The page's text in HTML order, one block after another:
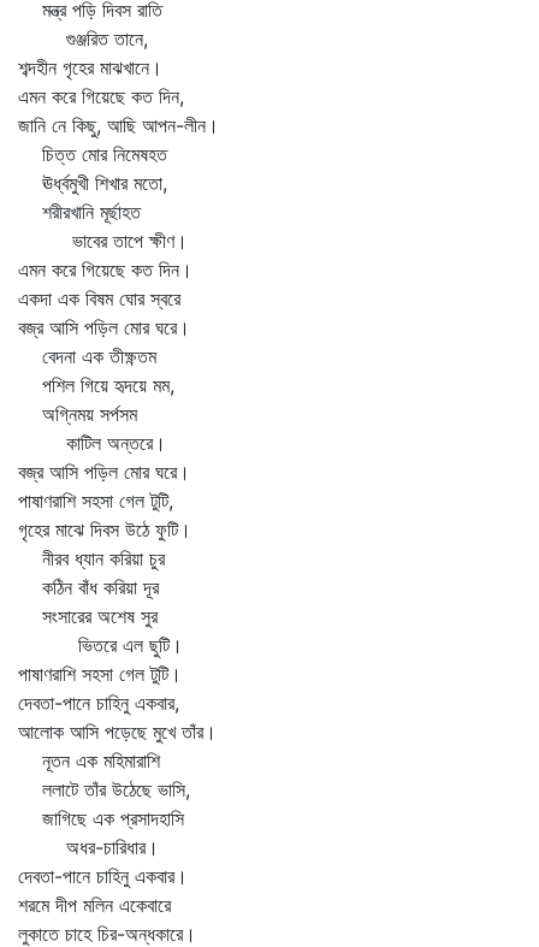
মন্ত্র পড়ি দিবস রাতি
গুঞ্জরিত তানে,
শব্দহীন গৃহের মাঝখানে।
এমন করে গিয়েছে কত দিন,
জানি নে কিছু, আছি আপন-লীন।
চিত্ত মোর নিমেষহত
ঊর্ধ্বমুখী শিখার মতো,
শরীরখানি মূর্ছাহত
ভাবের তাপে ক্ষীণ।
এমন করে গিয়েছে কত দিন।
একদা এক বিষম ঘোর স্বরে
বজ্র আসি পড়িল মোর ঘরে।
বেদনা এক তীক্ষ্ণতম
পশিল গিয়ে হৃদয়ে মম,
অগ্নিময় সর্পসম
কাটিল অন্তরে।
বজ্র আসি পড়িল মোর ঘরে।
পাষাণরাশি সহসা গেল টুটি,
গৃহের মাঝে দিবস উঠে ফুটি।
নীরব ধ্যান করিয়া চুর
কঠিন বাঁধ করিয়া দূর
সংসারের অশেষ সুর
ভিতরে এল ছুটি।
পাষাণরাশি সহসা গেল টুটি।
দেবতা-পানে চাহিনু একবার,
আলোক আসি পড়েছে মুখে তাঁর।
নূতন এক মহিমারাশি
ললাটে তাঁর উঠেছে ভাসি,
জাগিছে এক প্রসাদহাসি
অধর-চারিধার।
দেবতা-পানে চাহিনু একবার।
শরমে দীপ মলিন একেবারে
লুকাতে চাহে চির-অন্ধকারে।